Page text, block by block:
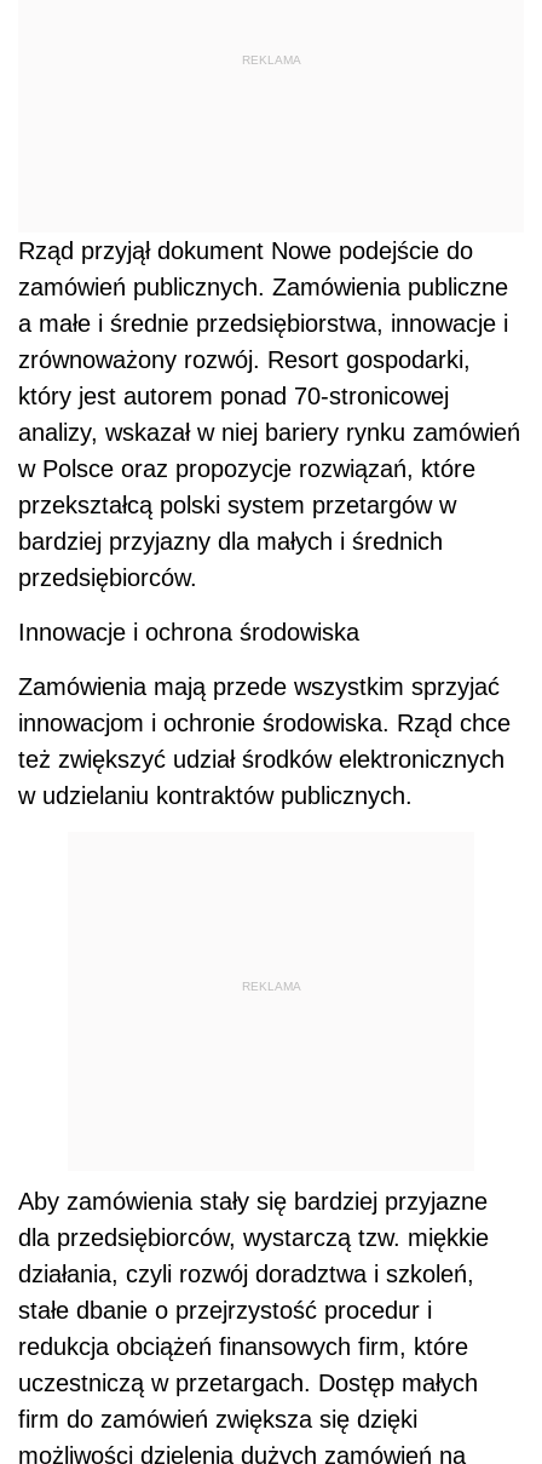
REKLAMA
Rząd przyjął dokument Nowe podejście do
zamówień publicznych. Zamówienia publiczne
a małe i średnie przedsiębiorstwa, innowacje i
zrównoważony rozwój. Resort gospodarki,
który jest autorem ponad 70-stronicowej
analizy, wskazał w niej bariery rynku zamówień
w Polsce oraz propozycje rozwiązań, które
przekształcą polski system przetargów w
bardziej przyjazny dla małych i średnich
przedsiębiorców.
Innowacje i ochrona środowiska
Zamówienia mają przede wszystkim sprzyjać
innowacjom i ochronie środowiska. Rząd chce
też zwiększyć udział środków elektronicznych
w udzielaniu kontraktów publicznych.
REKLAMA
Aby zamówienia stały się bardziej przyjazne
dla przedsiębiorców, wystarczą tzw. miękkie
działania, czyli rozwój doradztwa i szkoleń,
stałe dbanie o przejrzystość procedur i
redukcja obciążeń finansowych firm, które
uczestniczą w przetargach. Dostęp małych
firm do zamówień zwiększa się dzięki
możliwości dzielenia dużych zamówień na